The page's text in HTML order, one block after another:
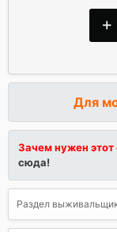
Для
Зачем нужен
сюда!
Раздел